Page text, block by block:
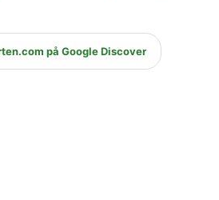
på Google Discover